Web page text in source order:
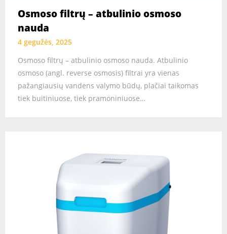
Osmoso filtrų – atbulinio osmoso
nauda
4 gegužės, 2025
Osmoso filtrų – atbulinio osmoso nauda. Atbulinio
osmoso (angl. reverse osmosis) filtrai yra vienas
pažangiausių vandens valymo būdų, plačiai taikomas
tiek buitiniuose, tiek pramoniniuose…